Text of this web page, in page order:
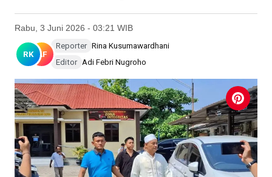
Rabu, 3 Juni 2026 - 03:21 WIB
RK AF
Reporter Rina Kusumawardhani
Editor Adi Febri Nugroho